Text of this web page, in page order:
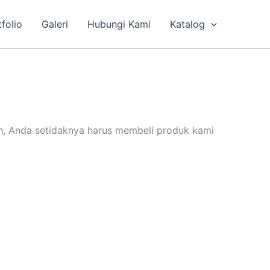
Galeri Hubungi Kami Katalog
Anda setidaknya harus membeli produk kami